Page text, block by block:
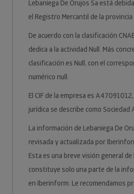
Lebaniega De Orujos Sa está
el Registro Mercantil de la
De acuerdo con la clasificación
dedica a la actividad Null. Más
clasificación es Null, con el
numérico null.
El CIF de la empresa es
jurídica se describe como Sociedad
La información de Lebaniega De
revisada y actualizada por
Esta es una breve visión general de
constituye solo una parte de la
en Iberinform. Le recomendamos